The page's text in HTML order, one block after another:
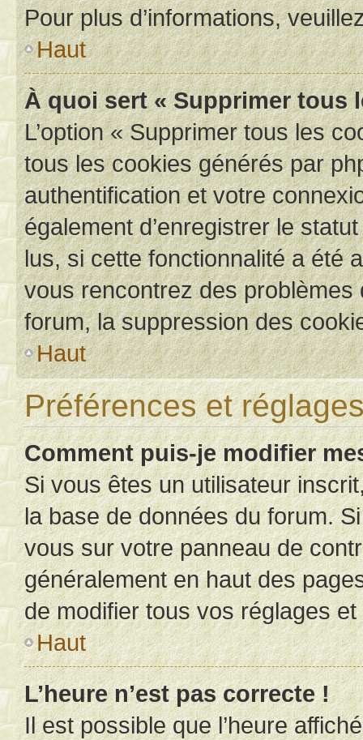
Pour plus d’informations,
Haut
À quoi sert « Supprimer tous
L’option « Supprimer tous les
tous les cookies générés par
authentification et votre
également d’enregistrer le
lus, si cette fonctionnalité a été
vous rencontrez des
forum, la suppression des
Haut
Préférences et
Comment puis-je modifier
Si vous êtes un utilisateur
la base de données du forum.
vous sur votre panneau de
généralement en haut des
de modifier tous vos réglages
Haut
L’heure n’est pas correcte !
Il est possible que l’heure